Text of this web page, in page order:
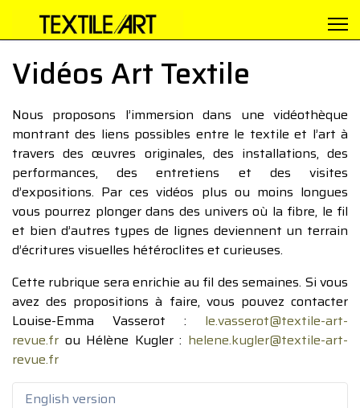
Vidéos Art Textile
Nous proposons l’immersion dans une vidéothèque
montrant des liens possibles entre le textile et l’art à
travers des œuvres originales, des installations, des
performances, des entretiens et des visites
d’expositions. Par ces vidéos plus ou moins longues
vous pourrez plonger dans des univers où la fibre, le fil
et bien d’autres types de lignes deviennent un terrain
d’écritures visuelles hétéroclites et curieuses.
Cette rubrique sera enrichie au fil des semaines. Si vous
avez des propositions à faire, vous pouvez contacter
Louise-Emma Vasserot : le.vasserot@textile-art-
revue.fr ou Hélène Kugler : helene.kugler@textile-art-
revue.fr
English version